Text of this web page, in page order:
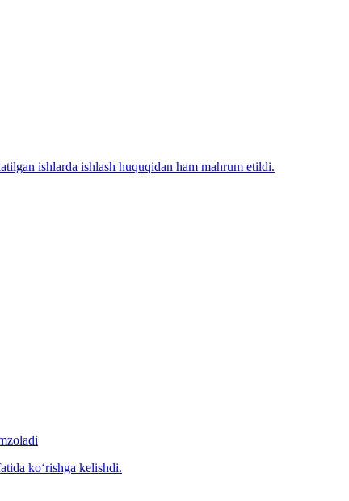
ishlarda ishlash huquqidan ham mahrum etildi.
ko‘rishga kelishdi.